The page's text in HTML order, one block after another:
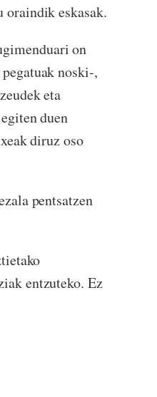
oraindik eskasak.
on
noski-,
eta
duen
diruz oso
pentsatzen
entzuteko. Ez